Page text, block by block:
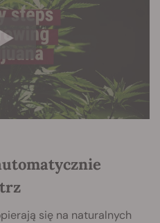
się na naturalnych